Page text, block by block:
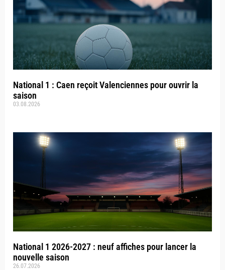
National 1 : Caen reçoit Valenciennes pour ouvrir la
saison
03.08.2026
National 1 2026-2027 : neuf affiches pour lancer la
nouvelle saison
26.07.2026